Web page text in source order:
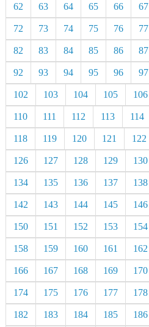
62 63 64 65 66 67
72 73 74 75 76 77
82 83 84 85 86 87
92 93 94 95 96 97
102 103 104 105 106
110 111 112 113 114
118 119 120 121 122
126 127 128 129 130
134 135 136 137 138
142 143 144 145 146
150 151 152 153 154
158 159 160 161 162
166 167 168 169 170
174 175 176 177 178
182 183 184 185 186